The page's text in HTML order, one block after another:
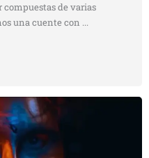
compuestas de varias
una cuente con ...